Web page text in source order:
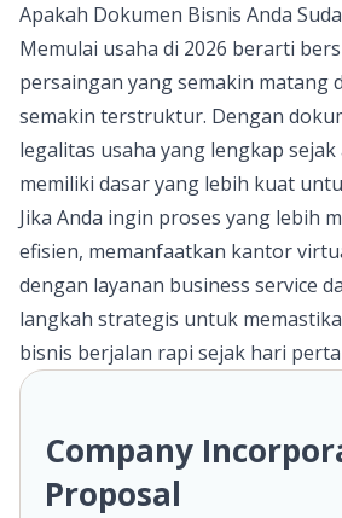
Apakah Dokumen Bisnis Anda
Memulai usaha di 2026 berarti
persaingan yang semakin matang
semakin terstruktur. Dengan
legalitas usaha yang lengkap sejak
memiliki dasar yang lebih kuat
Jika Anda ingin proses yang lebih
efisien, memanfaatkan kantor
dengan layanan business service
langkah strategis untuk
bisnis berjalan rapi sejak hari
Company
Proposal